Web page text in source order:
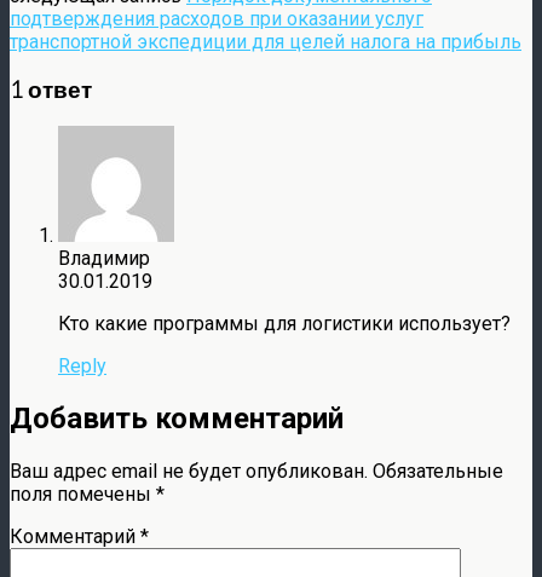
подтверждения расходов при оказании услуг
транспортной экспедиции для целей налога на прибыль
1 ответ
Владимир
30.01.2019
Кто какие программы для логистики использует?
Reply
Добавить комментарий
Ваш адрес email не будет опубликован. Обязательные
поля помечены *
Комментарий *